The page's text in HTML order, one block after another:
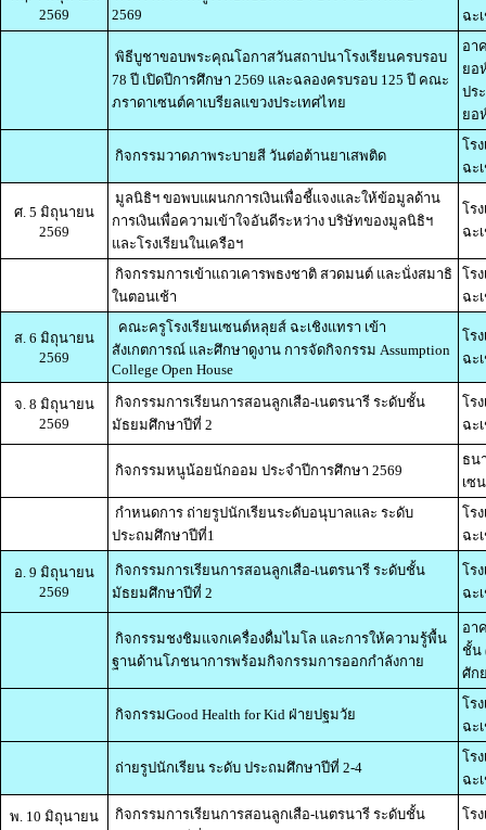
2569
2569
ฉะ
พิธีบูชาขอบพระคุณโอกาสวันสถาปนาโรงเรียนครบรอบ
78 ปี เปิดปีการศึกษา 2569 และฉลองครบรอบ 125 ปี คณะ
ภราดาเซนต์คาเบรียลแขวงประเทศไทย
อา
ยอ
ปร
ยอ
กิจกรรมวาดภาพระบายสี วันต่อต้านยาเสพติด
โร
ฉะ
ศ. 5 มิถุนายน
2569
มูลนิธิฯ ขอพบแผนกการเงินเพื่อชี้แจงและให้ข้อมูลด้าน
การเงินเพื่อความเข้าใจอันดีระหว่าง บริษัทของมูลนิธิฯ
และโรงเรียนในเครือฯ
โร
ฉะ
กิจกรรมการเข้าแถวเคารพธงชาติ สวดมนต์ และนั่งสมาธิ
ในตอนเช้า
โร
ฉะ
ส. 6 มิถุนายน
2569
คณะครูโรงเรียนเซนต์หลุยส์ ฉะเชิงแทรา เข้า
สังเกตการณ์ และศึกษาดูงาน การจัดกิจกรรม Assumption
College Open House
โร
ฉะ
จ. 8 มิถุนายน
2569
กิจกรรมการเรียนการสอนลูกเสือ-เนตรนารี ระดับชั้น
มัธยมศึกษาปีที่ 2
โร
ฉะ
กิจกรรมหนูน้อยนักออม ประจำปีการศึกษา 2569
ธน
เซ
กำหนดการ ถ่ายรูปนักเรียนระดับอนุบาลและ ระดับ
ประถมศึกษาปีที่1
โร
ฉะ
อ. 9 มิถุนายน
2569
กิจกรรมการเรียนการสอนลูกเสือ-เนตรนารี ระดับชั้น
มัธยมศึกษาปีที่ 2
โร
ฉะ
กิจกรรมชงชิมแจกเครื่องดื่มไมโล และการให้ความรู้พื้น
ฐานด้านโภชนาการพร้อมกิจกรรมการออกกำลังกาย
อา
ชั้น
ศัก
กิจกรรมGood Health for Kid ฝ่ายปฐมวัย
โร
ฉะ
ถ่ายรูปนักเรียน ระดับ ประถมศึกษาปีที่ 2-4
โร
ฉะ
พ. 10 มิถุนายน
กิจกรรมการเรียนการสอนลูกเสือ-เนตรนารี ระดับชั้น
โร